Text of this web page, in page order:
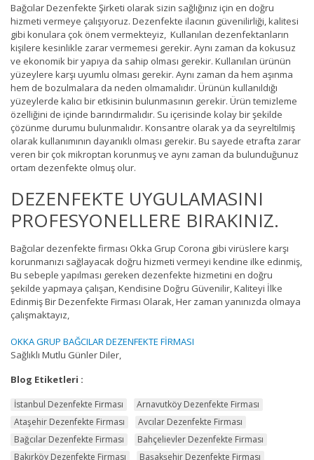
Bağcılar Dezenfekte Şirketi olarak sizin sağlığınız için en doğru
hizmeti vermeye çalışıyoruz. Dezenfekte ilacının güvenilirliği, kalitesi
gibi konulara çok önem vermekteyiz, Kullanılan dezenfektanların
kişilere kesinlikle zarar vermemesi gerekir. Aynı zaman da kokusuz
ve ekonomik bir yapıya da sahip olması gerekir. Kullanılan ürünün
yüzeylere karşı uyumlu olması gerekir. Aynı zaman da hem aşınma
hem de bozulmalara da neden olmamalıdır. Ürünün kullanıldığı
yüzeylerde kalıcı bir etkisinin bulunmasının gerekir. Ürün temizleme
özelliğini de içinde barındırmalıdır. Su içerisinde kolay bir şekilde
çözünme durumu bulunmalıdır. Konsantre olarak ya da seyreltilmiş
olarak kullanımının dayanıklı olması gerekir. Bu sayede etrafta zarar
veren bir çok mikroptan korunmuş ve aynı zaman da bulunduğunuz
ortam dezenfekte olmuş olur.
DEZENFEKTE UYGULAMASINI
PROFESYONELLERE BIRAKINIZ.
Bağcılar dezenfekte firması Okka Grup Corona gibi virüslere karşı
korunmanızı sağlayacak doğru hizmeti vermeyi kendine ilke edinmiş,
Bu sebeple yapılması gereken dezenfekte hizmetini en doğru
şekilde yapmaya çalışan, Kendisine Doğru Güvenilir, Kaliteyi İlke
Edinmiş Bir Dezenfekte Firması Olarak, Her zaman yanınızda olmaya
çalışmaktayız,
OKKA GRUP BAĞCILAR DEZENFEKTE FİRMASI
Sağlıklı Mutlu Günler Diler,
Blog Etiketleri :
İstanbul Dezenfekte Firması
Arnavutköy Dezenfekte Firması
Ataşehir Dezenfekte Firması
Avcılar Dezenfekte Firması
Bağcılar Dezenfekte Firması
Bahçelievler Dezenfekte Firması
Bakırköy Dezenfekte Firması
Başakşehir Dezenfekte Firması